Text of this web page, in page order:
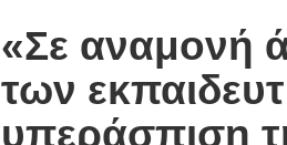
«Σε αναμονή
των
υπεράσπιση